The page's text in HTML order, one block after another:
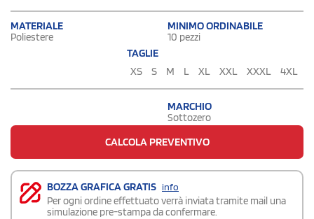
MATERIALE
Poliestere
MINIMO ORDINABILE
10 pezzi
TAGLIE
XS
S M L XL XXL XXXL 4XL
MARCHIO
Sottozero
CALCOLA PREVENTIVO
BOZZA GRAFICA GRATIS info
Per ogni ordine effettuato verrà inviata tramite mail una
simulazione pre-stampa da confermare.